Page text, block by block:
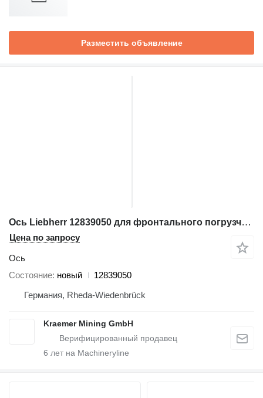
Разместить объявление
Ось Liebherr 12839050 для фронтального погрузчика Liebherr L550
Цена по запросу
Ось
Состояние новый
12839050
Германия, Rheda-Wiedenbrück
Kraemer Mining GmbH
6 лет на Machineryline